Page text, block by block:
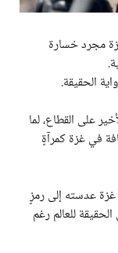
مجرد خسارة
الحقيقة.
على القطاع، لما
في غزة كمرآةٍ
عدسته إلى رمزٍ
للعالم رغم